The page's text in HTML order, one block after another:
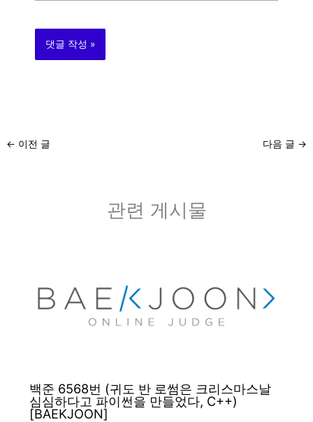
← 이전 글 다음 글 →
관련 게시물
백준 6568번 (귀도 반 로썸은 크리스마스날
심심하다고 파이썬을 만들었다, C++)
[BAEKJOON]